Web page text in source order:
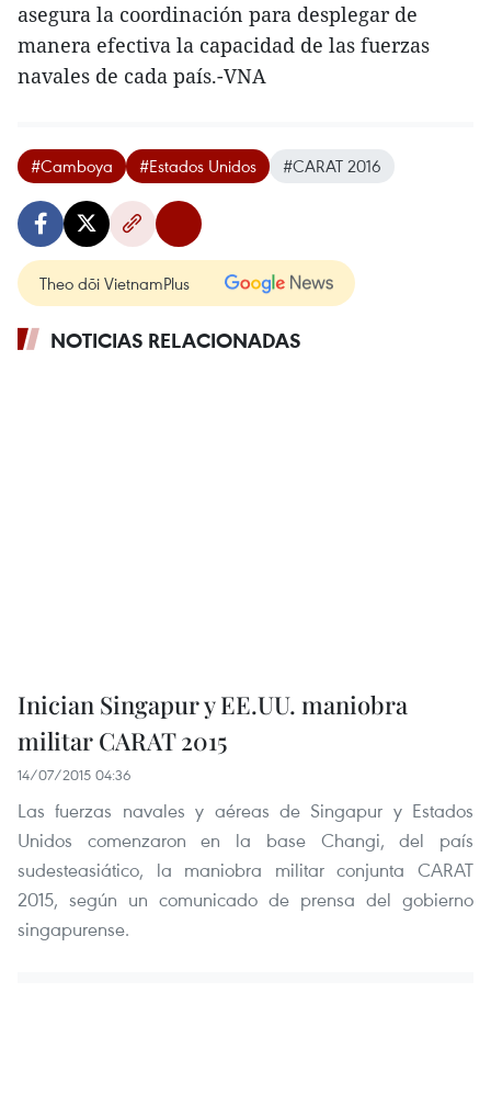
asegura la coordinación para desplegar de
manera efectiva la capacidad de las fuerzas
navales de cada país.-VNA
#Camboya #Estados Unidos #CARAT 2016
Theo dõi VietnamPlus
NOTICIAS RELACIONADAS
Inician Singapur y EE.UU. maniobra
militar CARAT 2015
14/07/2015 04:36
Las fuerzas navales y aéreas de Singapur y Estados
Unidos comenzaron en la base Changi, del país
sudesteasiático, la maniobra militar conjunta CARAT
2015, según un comunicado de prensa del gobierno
singapurense.